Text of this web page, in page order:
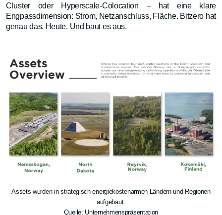
Cluster oder Hyperscale-Colocation – hat eine klare
Engpassdimension: Strom, Netzanschluss, Fläche. Bitzero hat
genau das. Heute. Und baut es aus.
Assets wurden in strategisch energiekostenarmen Ländern und Regionen
aufgebaut.
Quelle: Unternehmenspräsentation